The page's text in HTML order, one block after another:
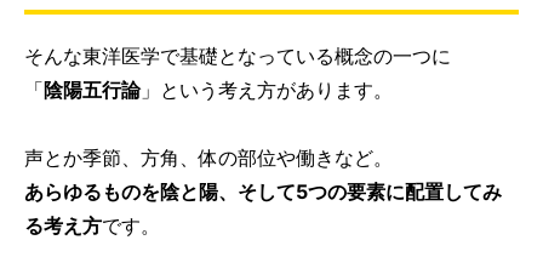
そんな東洋医学で基礎となっている概念の一つに
「陰陽五行論」という考え方があります。
声とか季節、方角、体の部位や働きなど。
あらゆるものを陰と陽、そして5つの要素に配置してみ
る考え方です。